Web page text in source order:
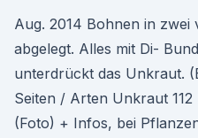
Aug. 2014 Bohnen in zwei
abgelegt. Alles mit Di-
unterdrückt das Unkraut.
Seiten / Arten Unkraut
(Foto) + Infos, bei